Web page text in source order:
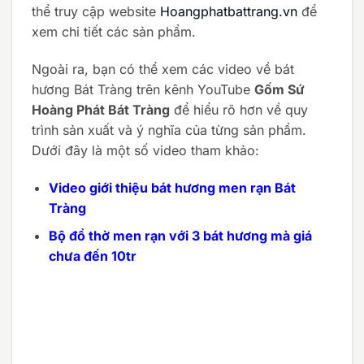
thể truy cập website Hoangphatbattrang.vn để
xem chi tiết các sản phẩm.
Ngoài ra, bạn có thể xem các video về bát
hương Bát Tràng trên kênh YouTube Gốm Sứ
Hoàng Phát Bát Tràng để hiểu rõ hơn về quy
trình sản xuất và ý nghĩa của từng sản phẩm.
Dưới đây là một số video tham khảo:
Video giới thiệu bát hương men rạn Bát
Tràng
Bộ đồ thờ men rạn với 3 bát hương mà giá
chưa đến 10tr